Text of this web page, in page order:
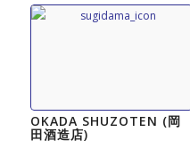
OKADA SHUZOTEN (岡
田酒造店)